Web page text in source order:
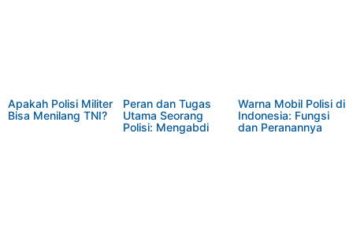
Apakah Polisi Militer
Bisa Menilang TNI?
Peran dan Tugas
Utama Seorang
Polisi: Mengabdi
Warna Mobil Polisi di
Indonesia: Fungsi
dan Peranannya